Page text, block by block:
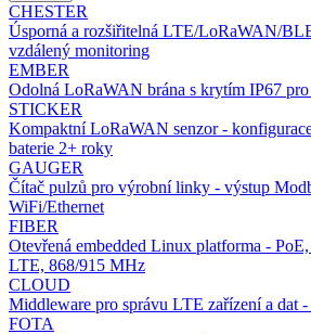
CHESTER
Úsporná a rozšiřitelná LTE/LoRaWAN/
vzdálený monitoring
EMBER
Odolná LoRaWAN brána s krytím IP67
STICKER
Kompaktní LoRaWAN senzor -
baterie 2+ roky
GAUGER
Čítač pulzů pro výrobní linky - výstup
WiFi/Ethernet
FIBER
Otevřená embedded Linux platforma -
LTE, 868/915 MHz
CLOUD
Middleware pro správu LTE zařízení a dat
FOTA